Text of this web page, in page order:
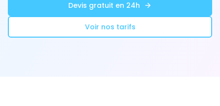
Devis gratuit en 24h
Voir nos tarifs